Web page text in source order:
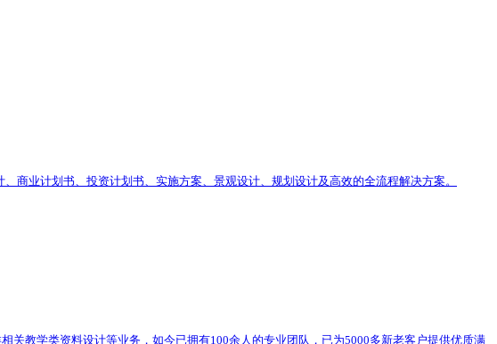
商业计划书、投资计划书、实施方案、景观设计、规划设计及高效的全流程解决方案。
关教学类资料设计等业务，如今已拥有100余人的专业团队，已为5000多新老客户提供优质满